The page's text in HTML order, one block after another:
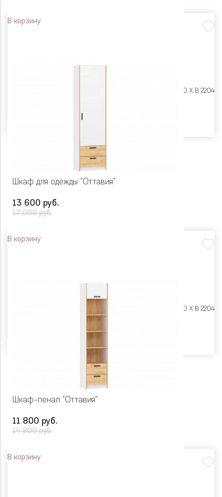
В корзину
Ш 1768 X Г 400 X В 2204
Шкаф для одежды "Оттавия"
13 600 руб.
17 000 руб.
В корзину
Ш 600 X Г 400 X В 2204
Шкаф-пенал "Оттавия"
11 800 руб.
14 800 руб.
В корзину